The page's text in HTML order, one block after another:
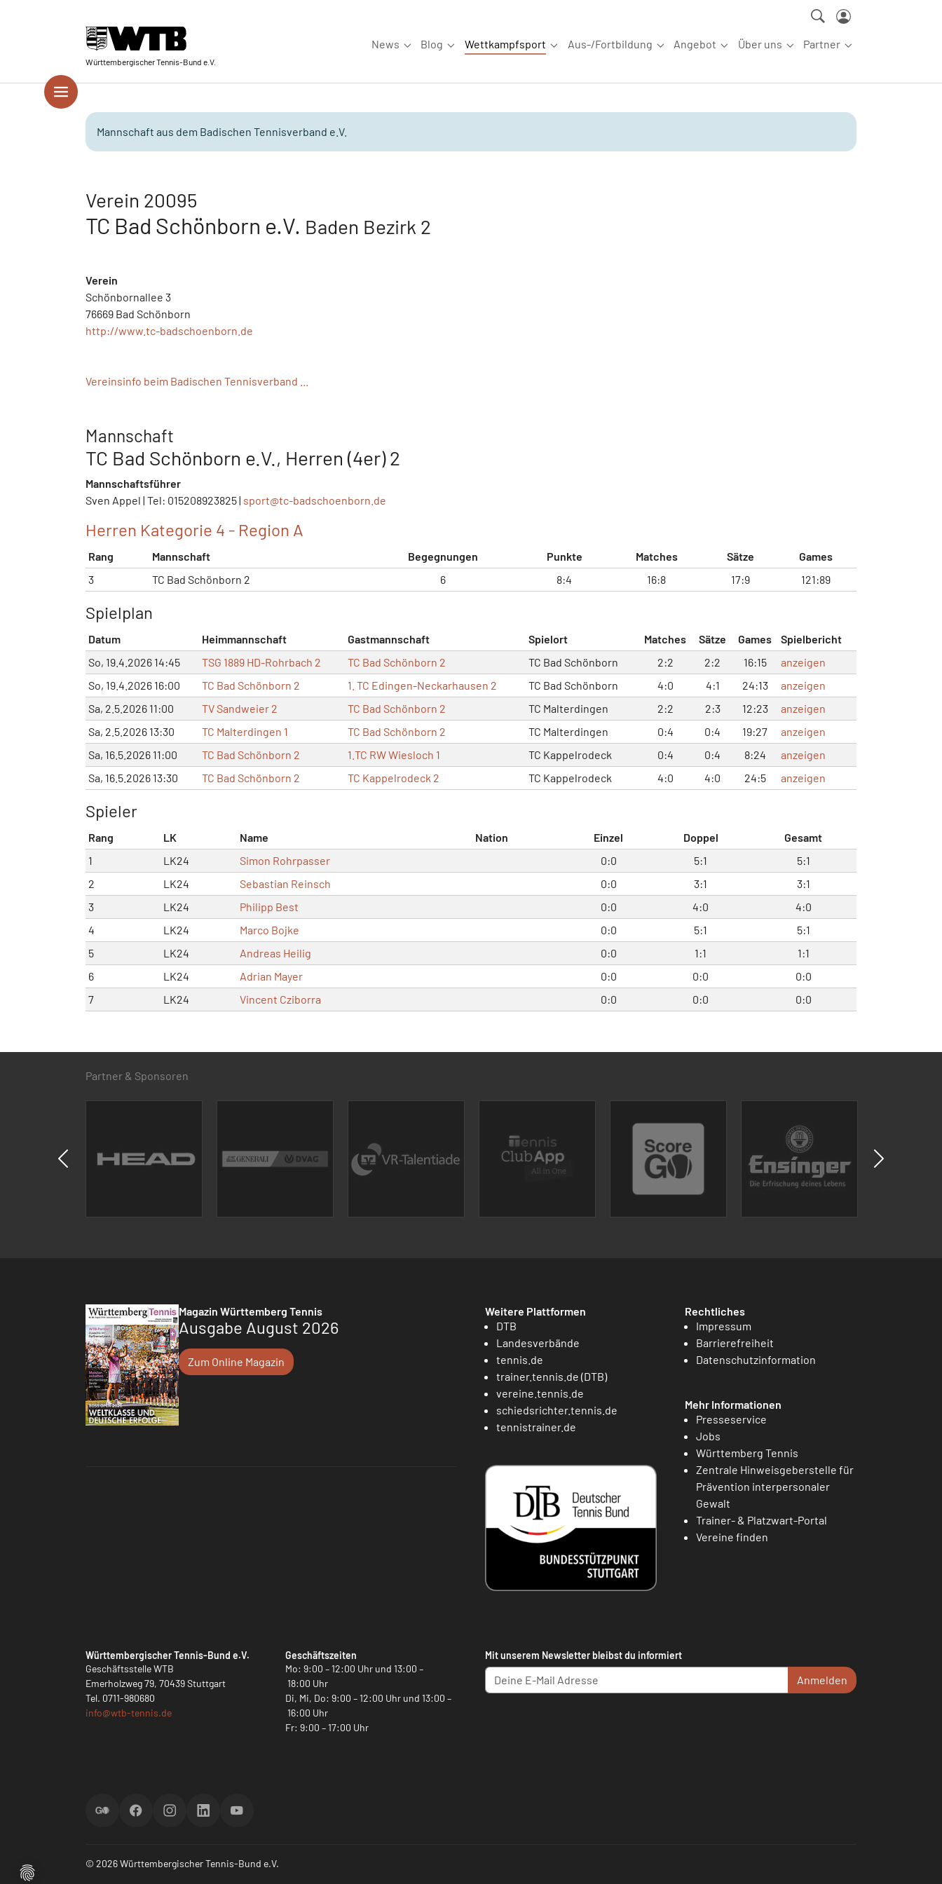
Württembergischer Tennis-Bund e.V.
News
Submenu for "News"
Blog
Submenu for "Blog"
Wettkampfsport
Submenu for "Wettkampfsport"
Aus-/Fortbildung
Submenu for "Aus-/Fortbildung"
Angebot
Submenu for "Angebot"
Über uns
Submenu for "Über uns"
Partner
Submenu for
Mannschaft aus dem Badischen Tennisverband e.V.
Verein 20095
TC Bad Schönborn e.V. Baden Bezirk 2
Verein
Schönbornallee 3
76669 Bad Schönborn
http://www.tc-badschoenborn.de
Vereinsinfo beim Badischen Tennisverband ...
Mannschaft
TC Bad Schönborn e.V., Herren (4er) 2
Mannschaftsführer
Sven Appel | Tel: 015208923825 | sport@tc-badschoenborn.de
Herren Kategorie 4 - Region A
Rang Mannschaft Begegnungen Punkte Matches Sätze
Games
3
TC Bad Schönborn 2 6 8:4 16:8 17:9 121:89
Spielplan
Datum Heimmannschaft Gastmannschaft Spielort Matches Sätze Games
Spielbericht
So, 19.4.2026 14:45
TSG 1889 HD-Rohrbach 2 TC Bad Schönborn 2 TC Bad Schönborn 2:2 2:2 16:15
anzeigen
So, 19.4.2026 16:00
TC Bad Schönborn 2 1. TC Edingen-Neckarhausen 2 TC Bad Schönborn 4:0 4:1 24:13
anzeigen
Sa, 2.5.2026 11:00
TV Sandweier 2 TC Bad Schönborn 2 TC Malterdingen 2:2 2:3 12:23
anzeigen
Sa, 2.5.2026 13:30
TC Malterdingen 1 TC Bad Schönborn 2 TC Malterdingen 0:4 0:4 19:27
anzeigen
Sa, 16.5.2026 11:00
TC Bad Schönborn 2 1.TC RW Wiesloch 1 TC Kappelrodeck 0:4 0:4 8:24
anzeigen
Sa, 16.5.2026 13:30
TC Bad Schönborn 2 TC Kappelrodeck 2 TC Kappelrodeck 4:0 4:0 24:5 anzeigen
Spieler
Rang LK Name Nation Einzel Doppel
Gesamt
1
LK24 Simon Rohrpasser 0:0 5:1
5:1
2
LK24 Sebastian Reinsch 0:0 3:1
3:1
3
LK24 Philipp Best 0:0 4:0
4:0
4
LK24 Marco Bojke 0:0 5:1
5:1
5
LK24 Andreas Heilig 0:0 1:1
1:1
6
LK24 Adrian Mayer 0:0 0:0
0:0
7
LK24 Vincent Cziborra 0:0 0:0 0:0
Partner & Sponsoren
Magazin Württemberg Tennis
Ausgabe August 2026
Zum Online Magazin
Weitere Plattformen
DTB
Landesverbände
tennis.de
trainer.tennis.de (DTB)
vereine.tennis.de
schiedsrichter.tennis.de
tennistrainer.de
Rechtliches
Impressum
Barrierefreiheit
Datenschutzinformation
Mehr Informationen
Presseservice
Jobs
Württemberg Tennis
Zentrale Hinweisgeberstelle für
Prävention interpersonaler
Gewalt
Trainer- & Platzwart-Portal
Vereine finden
Württembergischer Tennis-Bund e.V.
Geschäftsstelle WTB
Emerholzweg 79, 70439 Stuttgart
Tel. 0711-980680
info@wtb-tennis.de
Geschäftszeiten
Mo: 9:00 – 12:00 Uhr und 13:00 –
18:00 Uhr
Di, Mi, Do: 9:00 – 12:00 Uhr und 13:00 –
16:00 Uhr
Fr: 9:00 – 17:00 Uhr
Mit unserem Newsletter bleibst du informiert
Anmelden
ScoreGOFacebookInstagramLinkedInYouTube
© 2026 Württembergischer Tennis-Bund e.V.